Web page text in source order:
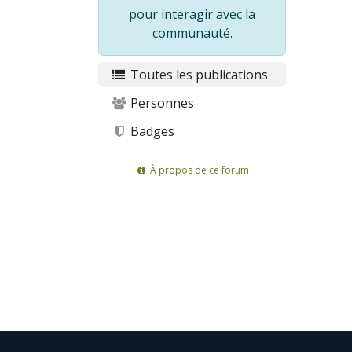
pour interagir avec la
communauté.
Toutes les publications
Personnes
Badges
À propos de ce forum